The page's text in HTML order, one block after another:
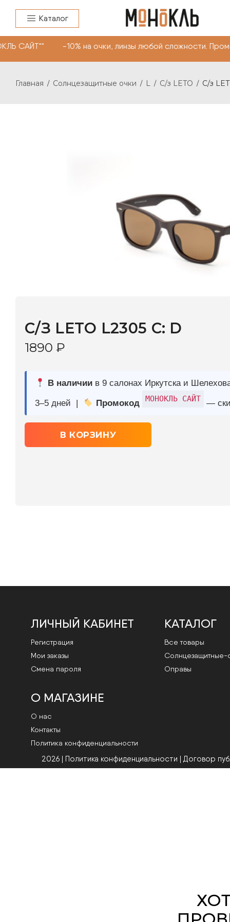
Каталог
-10% на очки, линзы любой
Главная / Солнцезащитные очки / L / C/з LETO / C/з
В наличии
3–5 дней | Промокод МОНОКЛЬ САЙТ — скидка 10%
ЛИЧНЫЙ КАБИНЕТ
Регистрация
Мои заказы
Смена пароля
КАТАЛОГ
Все товары
Cолнцезащитные-
Оправы
О МАГАЗИНЕ
О нас
Контакты
Политика конфиденциальности
2026 | Политика конфиденциальности | Договор